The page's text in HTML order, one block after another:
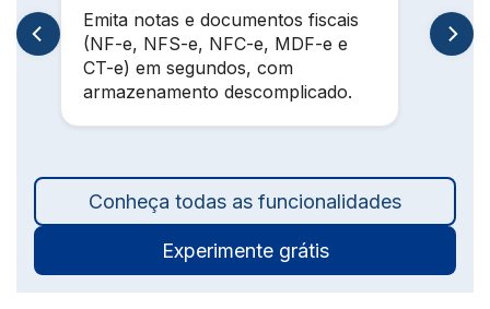
Emita notas e documentos fiscais
(NF-e, NFS-e, NFC-e, MDF-e e
CT-e) em segundos, com
armazenamento descomplicado.
Conheça todas as funcionalidades
Experimente grátis